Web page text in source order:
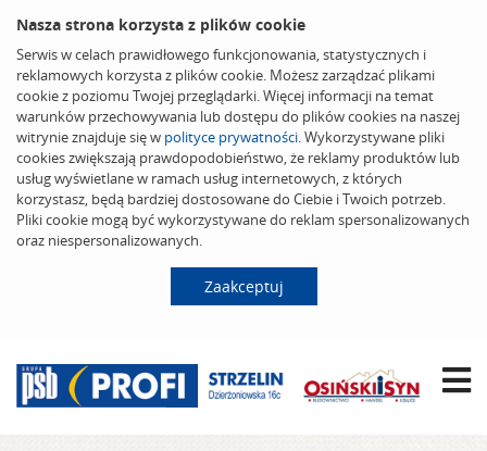
Nasza strona korzysta z plików cookie
Serwis w celach prawidłowego funkcjonowania, statystycznych i
reklamowych korzysta z plików cookie. Możesz zarządzać plikami
cookie z poziomu Twojej przeglądarki. Więcej informacji na temat
warunków przechowywania lub dostępu do plików cookies na naszej
witrynie znajduje się w polityce prywatności. Wykorzystywane pliki
cookies zwiększają prawdopodobieństwo, że reklamy produktów lub
usług wyświetlane w ramach usług internetowych, z których
korzystasz, będą bardziej dostosowane do Ciebie i Twoich potrzeb.
Pliki cookie mogą być wykorzystywane do reklam spersonalizowanych
oraz niespersonalizowanych.
Zaakceptuj